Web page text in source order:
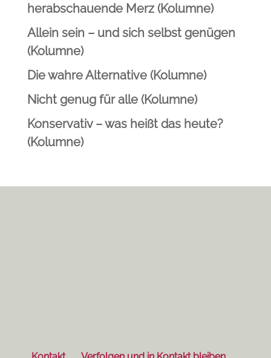
herabschauende Merz (Kolumne)
Allein sein – und sich selbst genügen
(Kolumne)
Die wahre Alternative (Kolumne)
Nicht genug für alle (Kolumne)
Konservativ – was heißt das heute?
(Kolumne)